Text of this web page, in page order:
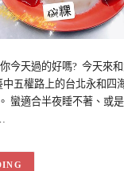
今天過的好嗎? 今天來
五權路上的台北永和四
蠻適合半夜睡不著、或